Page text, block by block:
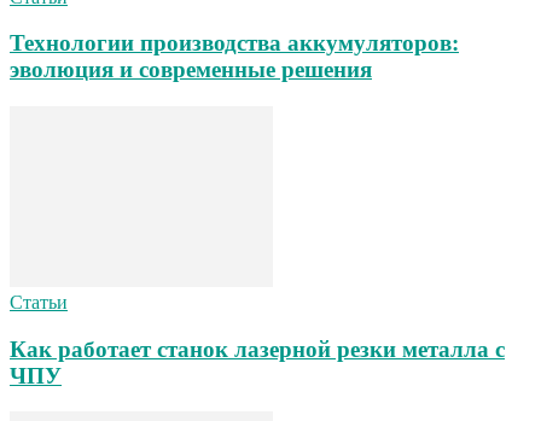
Технологии производства аккумуляторов:
эволюция и современные решения
Статьи
Как работает станок лазерной резки металла с
ЧПУ